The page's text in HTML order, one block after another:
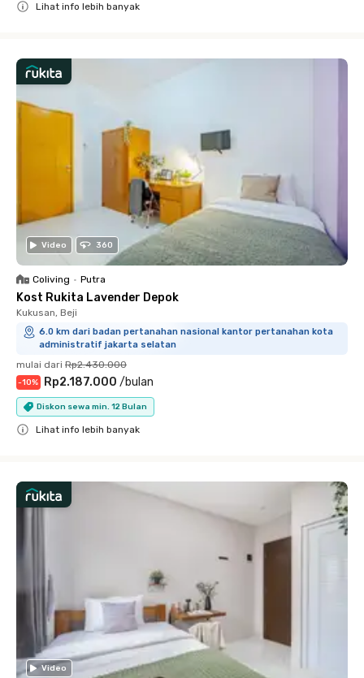
Lihat info lebih banyak
Video 360
Coliving • Putra
Kost Rukita Lavender Depok
Kukusan, Beji
6.0 km dari badan pertanahan nasional kantor pertanahan kota
administratif jakarta selatan
mulai dari Rp2.430.000
-10% Rp2.187.000 /bulan
Diskon sewa min. 12 Bulan
Lihat info lebih banyak
Video